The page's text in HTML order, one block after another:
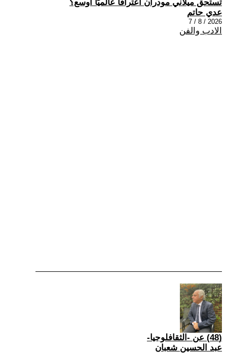
تستحق ميلاني مودران اعترافًا عالميًا أوسع؟
عدي حاتم
2026 / 8 / 7
الادب والفن
(48) عن -الثقافلوجيا-
عبد الحسين شعبان